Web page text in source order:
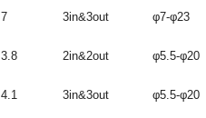
7 3in&3out φ7-φ23
3.8 2in&2out φ5.5-φ20
4.1 3in&3out φ5.5-φ20